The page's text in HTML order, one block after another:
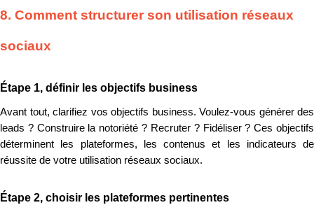
8. Comment structurer son utilisation réseaux
sociaux
Étape 1, définir les objectifs business
Avant tout, clarifiez vos objectifs business. Voulez-vous générer des
leads ? Construire la notoriété ? Recruter ? Fidéliser ? Ces objectifs
déterminent les plateformes, les contenus et les indicateurs de
réussite de votre utilisation réseaux sociaux.
Étape 2, choisir les plateformes pertinentes